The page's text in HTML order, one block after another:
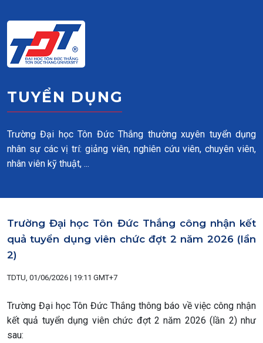
TUYỂN DỤNG
Trường Đại học Tôn Đức Thắng thường xuyên tuyển dụng
nhân sự các vị trí: giảng viên, nghiên cứu viên, chuyên viên,
nhân viên kỹ thuật, ...
Trường Đại học Tôn Đức Thắng công nhận kết
quả tuyển dụng viên chức đợt 2 năm 2026 (lần
2)
TDTU, 01/06/2026 | 19:11 GMT+7
Trường Đại học Tôn Đức Thắng thông báo về việc công nhận
kết quả tuyển dụng viên chức đợt 2 năm 2026 (lần 2) như
sau: